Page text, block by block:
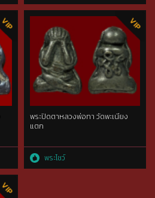
พระปิดตาหลวงพ่อทา วัดพะเนียง
แตก
พระโชว์